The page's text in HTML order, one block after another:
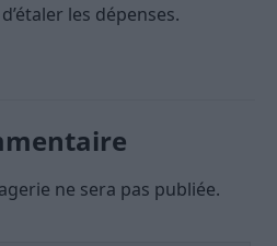
les dépenses.
ne sera pas publiée.